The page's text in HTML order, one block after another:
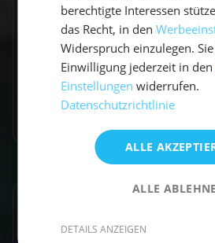
Flüge & Transport zur Marina
Reiseversicherung, die du
einfach abschließen kannst.
Selbstbeteiligung an der
(200€ für Katamarane)
Beispiel-
berechtigte Interessen
das Recht, in den
Widerspruch einzulegen.
Einwilligung jederzeit in den
Einstellungen widerrufen.
Datenschutzrichtlinie
ALLE
ALLE
DETAILS ANZEIGEN